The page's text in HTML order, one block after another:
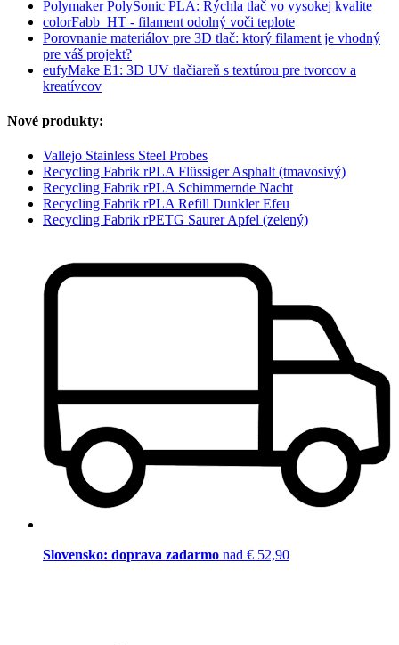
Polymaker PolySonic PLA: Rýchla tlač vo vysokej kvalite
colorFabb_HT - filament odolný voči teplote
Porovnanie materiálov pre 3D tlač: ktorý filament je vhodný
pre váš projekt?
eufyMake E1: 3D UV tlačiareň s textúrou pre tvorcov a
kreatívcov
Nové produkty:
Vallejo Stainless Steel Probes
Recycling Fabrik rPLA Flüssiger Asphalt (tmavosivý)
Recycling Fabrik rPLA Schimmernde Nacht
Recycling Fabrik rPLA Refill Dunkler Efeu
Recycling Fabrik rPETG Saurer Apfel (zelený)
Slovensko: doprava zadarmo nad € 52,90